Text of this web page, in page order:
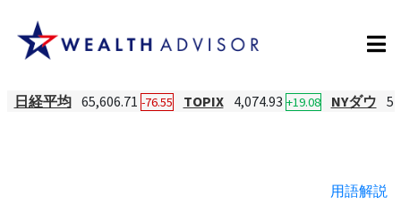
日経平均 65,606.71 -76.55 TOPIX 4,074.93 +19.08 NYダウ
用語解説